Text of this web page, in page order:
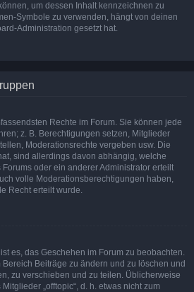
um dessen Inhalt kennzeichnen zu
Symbole zu verwenden, hängt von deinen
Administration gesetzt hat.
Rechte im Forum. Sie können jede
z. B. Berechtigungen setzen, Mitglieder
Moderationsrechte vergeben usw. Die
sind allerdings davon abhängig, welche
oder ein anderer Administrator erteilt
volle Moderationsberechtigungen haben,
Recht erteilt wurde.
es, das Geschehen im Forum zu beobachten.
Beiträge zu ändern und zu löschen und
zu verschieben und zu teilen. Üblicherweise
„offtopic“, d. h. etwas nicht zum